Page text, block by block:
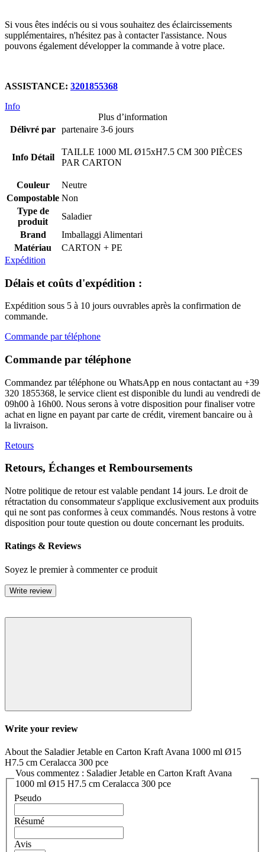
Si vous êtes indécis ou si vous souhaitez des éclaircissements
supplémentaires, n'hésitez pas à contacter l'assistance. Nous
pouvons également développer la commande à votre place.
ASSISTANCE: 3201855368
Info
Plus d’information
Délivré par partenaire 3-6 jours
Info Détail
TAILLE 1000 ML Ø15xH7.5 CM 300 PIÈCES
PAR CARTON
Couleur
Neutre
Compostable Non
Type de
produit
Saladier
Brand
Imballaggi Alimentari
Matériau
CARTON + PE
Expédition
Délais et coûts d'expédition :
Expédition sous 5 à 10 jours ouvrables après la confirmation de
commande.
Commande par téléphone
Commande par téléphone
Commandez par téléphone ou WhatsApp en nous contactant au +39
320 1855368, le service client est disponible du lundi au vendredi de
09h00 à 16h00. Nous serons à votre disposition pour finaliser votre
achat en ligne en payant par carte de crédit, virement bancaire ou à
la livraison.
Retours
Retours, Échanges et Remboursements
Notre politique de retour est valable pendant 14 jours. Le droit de
rétractation du consommateur s'applique exclusivement aux produits
qui ne sont pas conformes à ceux commandés. Nous restons à votre
disposition pour toute question ou doute concernant les produits.
Ratings & Reviews
Soyez le premier à commenter ce produit
Write review
Write your review
About the Saladier Jetable en Carton Kraft Avana 1000 ml Ø15
H7.5 cm Ceralacca 300 pce
Vous commentez : Saladier Jetable en Carton Kraft Avana
1000 ml Ø15 H7.5 cm Ceralacca 300 pce
Pseudo
Résumé
Avis